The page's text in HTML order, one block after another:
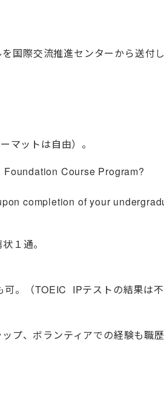
際交流推進センターから送付し
ットは自由）。
Course Program?
completion of your
１通。
。（TOEIC IPテストの結果は不
、ボランティアでの経験も職